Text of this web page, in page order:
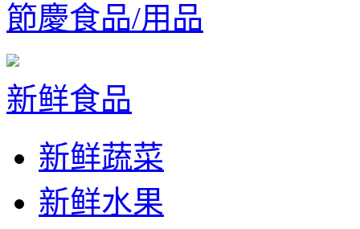
節慶食品/用品
新鲜食品
新鲜蔬菜
新鲜水果